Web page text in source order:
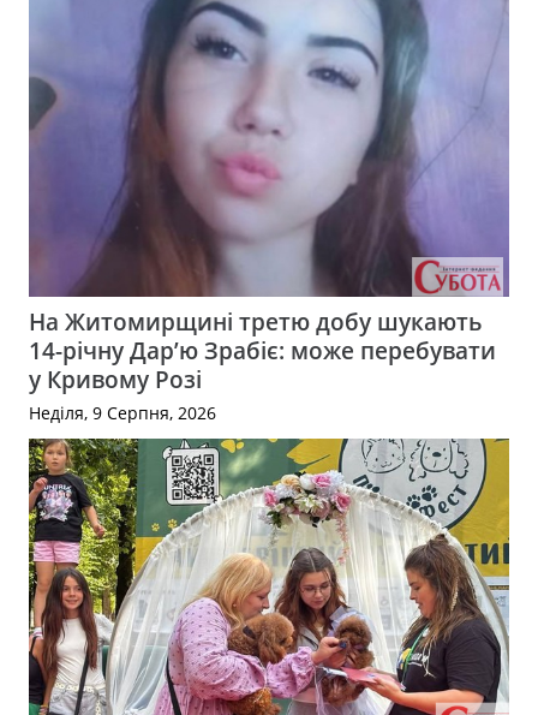
На Житомирщині третю добу шукають
14-річну Дар’ю Зрабіє: може перебувати
у Кривому Розі
Неділя, 9 Серпня, 2026